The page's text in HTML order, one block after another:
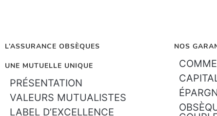
L’ASSURANCE OBSÈQUES
UNE MUTUELLE UNIQUE
PRÉSENTATION
VALEURS MUTUALISTES
LABEL D’EXCELLENCE
NOS